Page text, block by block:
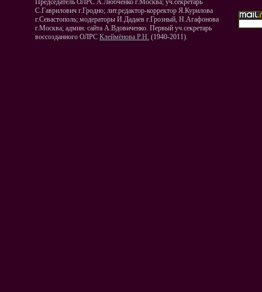
Председатель ОЛРС А.Любченко г.Москва; уч.секретарь
С.Гаврилович г.Гродно; лит.редактор-корректор Я.Курилова
г.Севастополь; модераторы И.Дадаев г.Грозный, Н.Агафонова
г.Москва; админ. сайта А.Вдовиченко. Первый уч.секретарь
воссозданного ОЛРС Клеймёнова Р.Н. (1940-2011).